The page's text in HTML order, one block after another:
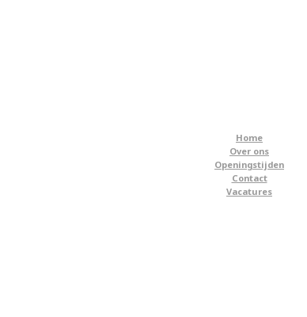
Home
Over ons
Openingstijden
Contact
Vacatures